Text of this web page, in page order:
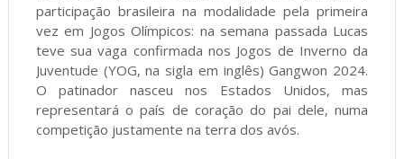
participação brasileira na modalidade pela primeira
vez em Jogos Olímpicos: na semana passada Lucas
teve sua vaga confirmada nos Jogos de Inverno da
Juventude (YOG, na sigla em inglês) Gangwon 2024.
O patinador nasceu nos Estados Unidos, mas
representará o país de coração do pai dele, numa
competição justamente na terra dos avós.